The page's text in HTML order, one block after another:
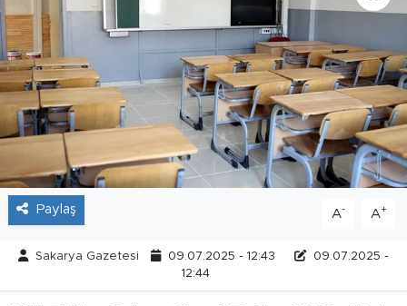
Paylaş A- A+
Sakarya Gazetesi 09.07.2025 - 12:43
09.07.2025 -
12:44
Söyleşi
Foto Şaka
Teknoloji
Politika